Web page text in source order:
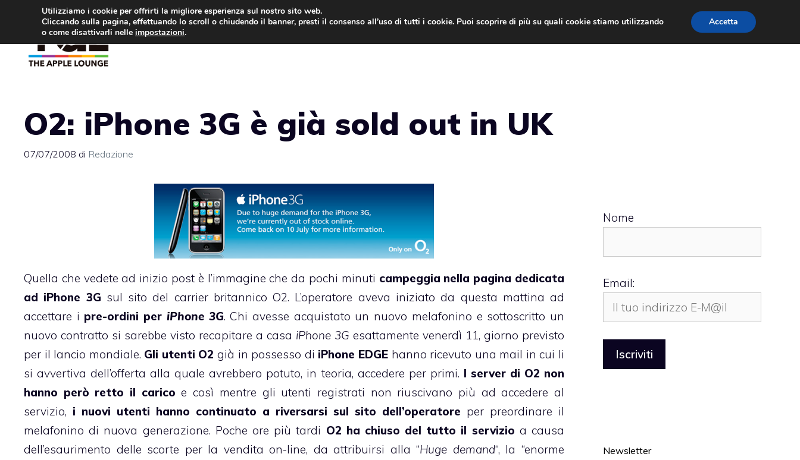
contenuto
O2: iPhone 3G è già sold out in UK
07/07/2008 di Redazione
Quella che vedete ad inizio post è l’immagine che da pochi minuti campeggia nella pagina dedicata
ad iPhone 3G sul sito del carrier britannico O2. L’operatore aveva iniziato da questa mattina ad
accettare i pre-ordini per iPhone 3G. Chi avesse acquistato un nuovo melafonino e sottoscritto un
nuovo contratto si sarebbe visto recapitare a casa iPhone 3G esattamente venerdì 11, giorno previsto
per il lancio mondiale. Gli utenti O2 già in possesso di iPhone EDGE hanno ricevuto una mail in cui li
si avvertiva dell’offerta alla quale avrebbero potuto, in teoria, accedere per primi. I server di O2 non
hanno però retto il carico e così mentre gli utenti registrati non riuscivano più ad accedere al
servizio, i nuovi utenti hanno continuato a riversarsi sul sito dell’operatore per preordinare il
melafonino di nuova generazione. Poche ore più tardi O2 ha chiuso del tutto il servizio a causa
dell’esaurimento delle scorte per la vendita on-line, da attribuirsi alla “Huge demand“, la “enorme
Nome
Email:
Newsletter
Utilizziamo i cookie per offrirti la migliore esperienza sul nostro sito web.
Cliccando sulla pagina, effettuando lo scroll o chiudendo il banner, presti il consenso all’uso di tutti i cookie. Puoi scoprire di più su quali cookie stiamo utilizzando
o come disattivarli nelle impostazioni.
Accetta